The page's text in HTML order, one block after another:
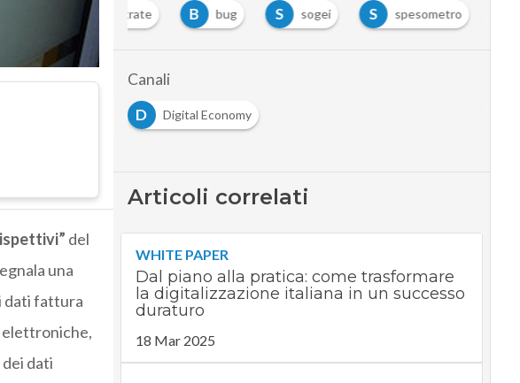
del
una
dati fattura
elettroniche,
dati
agenzia entrate B bug S sogei S spesometro
Canali
D
Digital Economy
Articoli correlati
WHITE PAPER
Dal piano alla pratica: come trasformare
la digitalizzazione italiana in un successo
duraturo
18 Mar 2025